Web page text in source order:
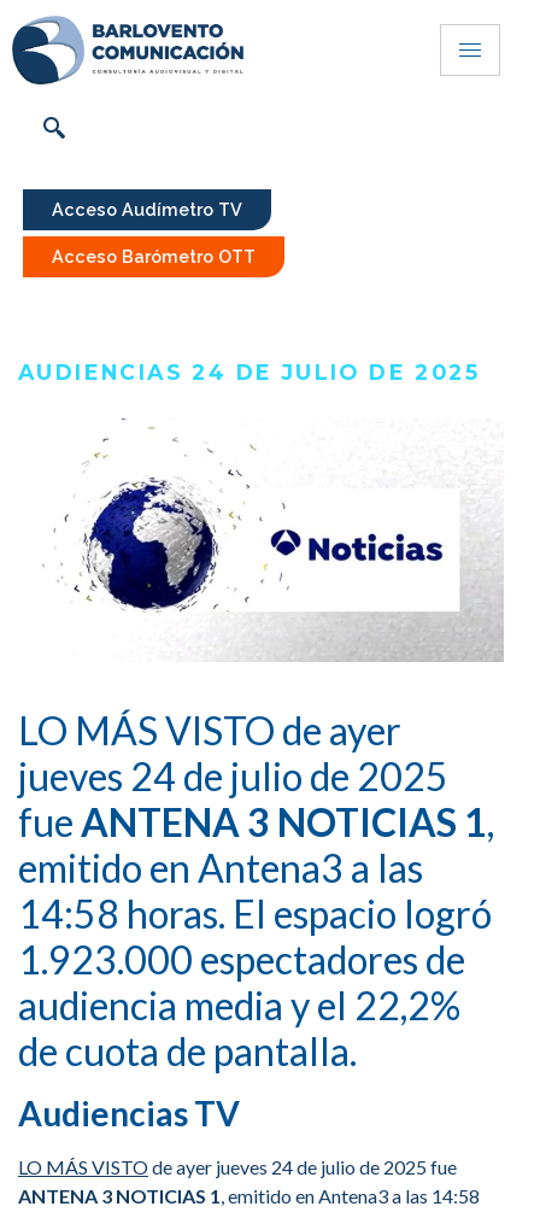
Acceso Audímetro TV
Acceso Barómetro OTT
AUDIENCIAS 24 DE JULIO DE 2025
LO MÁS VISTO de ayer
jueves 24 de julio de 2025
fue ANTENA 3 NOTICIAS 1,
emitido en Antena3 a las
14:58 horas. El espacio logró
1.923.000 espectadores de
audiencia media y el 22,2%
de cuota de pantalla.
Audiencias TV
LO MÁS VISTOde ayer jueves 24 de julio de 2025 fue
ANTENA 3 NOTICIAS 1 , emitido en Antena3 a las 14:58